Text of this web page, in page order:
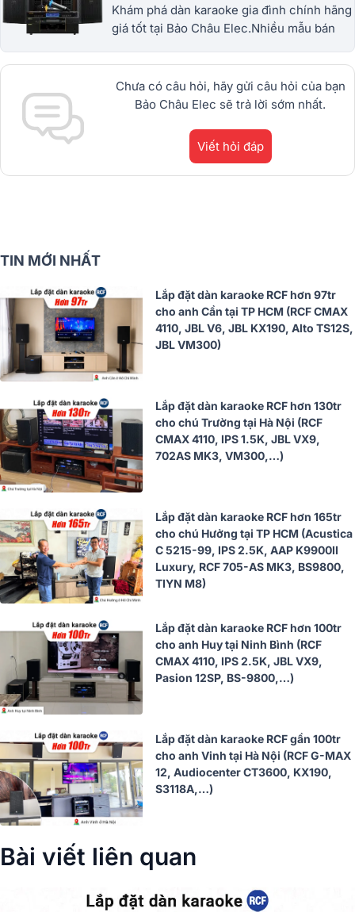
Khám phá dàn karaoke gia đình chính hãng
giá tốt tại Bảo Châu Elec.Nhiều mẫu bán
dBTechnologies, Philips Cao
Cấp.1900.0255
Chưa có câu hỏi, hãy gửi câu hỏi của bạn
Bảo Châu Elec sẽ trả lời sớm nhất.
Viết hỏi đáp
TIN MỚI NHẤT
Lắp đặt dàn karaoke RCF hơn 97tr
cho anh Cần tại TP HCM (RCF CMAX
4110, JBL V6, JBL KX190, Alto TS12S,
JBL VM300)
Lắp đặt dàn karaoke RCF hơn 130tr
cho chú Trường tại Hà Nội (RCF
CMAX 4110, IPS 1.5K, JBL VX9,
702AS MK3, VM300,…)
Lắp đặt dàn karaoke RCF hơn 165tr
cho chú Hưởng tại TP HCM (Acustica
C 5215-99, IPS 2.5K, AAP K9900II
Luxury, RCF 705-AS MK3, BS9800,
TIYN M8)
Lắp đặt dàn karaoke RCF hơn 100tr
cho anh Huy tại Ninh Bình (RCF
CMAX 4110, IPS 2.5K, JBL VX9,
Pasion 12SP, BS-9800,…)
Lắp đặt dàn karaoke RCF gần 100tr
cho anh Vinh tại Hà Nội (RCF G-MAX
12, Audiocenter CT3600, KX190,
S3118A,…)
Bài viết liên quan